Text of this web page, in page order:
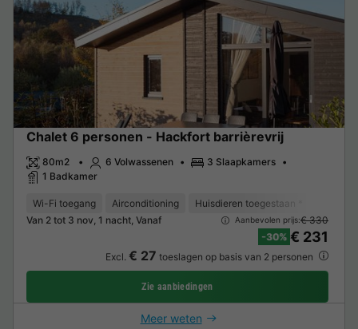
Chalet 6 personen - Hackfort barrièrevrij
80m2 6 Volwassenen
3 Slaapkamers
1 Badkamer
Wi-Fi toegang Airconditioning Huisdieren toegestaan *
Van 2 tot 3 nov, 1 nacht, Vanaf
Aanbevolen prijs:€ 330
-30% € 231
Excl. € 27 toeslagen op basis van 2 personen
Zie aanbiedingen
Meer weten